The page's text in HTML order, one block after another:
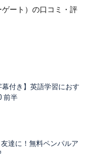
ゲート）の口コミ・評
付き】英語学習におす
前半
達に！無料ペンパルア